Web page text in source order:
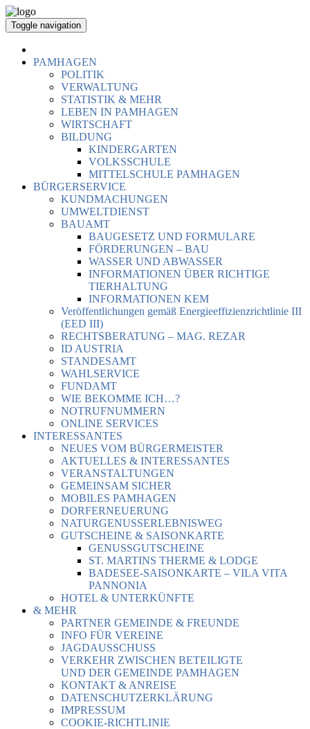
Toggle navigation
PAMHAGEN
POLITIK
VERWALTUNG
STATISTIK & MEHR
LEBEN IN PAMHAGEN
WIRTSCHAFT
BILDUNG
KINDERGARTEN
VOLKSSCHULE
MITTELSCHULE PAMHAGEN
BÜRGERSERVICE
KUNDMACHUNGEN
UMWELTDIENST
BAUAMT
BAUGESETZ UND FORMULARE
FÖRDERUNGEN – BAU
WASSER UND ABWASSER
INFORMATIONEN ÜBER RICHTIGE
TIERHALTUNG
INFORMATIONEN KEM
Veröffentlichungen gemäß Energieeffizienzrichtlinie III
(EED III)
RECHTSBERATUNG – MAG. REZAR
ID AUSTRIA
STANDESAMT
WAHLSERVICE
FUNDAMT
WIE BEKOMME ICH…?
NOTRUFNUMMERN
ONLINE SERVICES
INTERESSANTES
NEUES VOM BÜRGERMEISTER
AKTUELLES & INTERESSANTES
VERANSTALTUNGEN
GEMEINSAM SICHER
MOBILES PAMHAGEN
DORFERNEUERUNG
NATURGENUSSERLEBNISWEG
GUTSCHEINE & SAISONKARTE
GENUSSGUTSCHEINE
ST. MARTINS THERME & LODGE
BADESEE-SAISONKARTE – VILA VITA
PANNONIA
HOTEL & UNTERKÜNFTE
& MEHR
PARTNER GEMEINDE & FREUNDE
INFO FÜR VEREINE
JAGDAUSSCHUSS
VERKEHR ZWISCHEN BETEILIGTE
UND DER GEMEINDE PAMHAGEN
KONTAKT & ANREISE
DATENSCHUTZERKLÄRUNG
IMPRESSUM
COOKIE-RICHTLINIE